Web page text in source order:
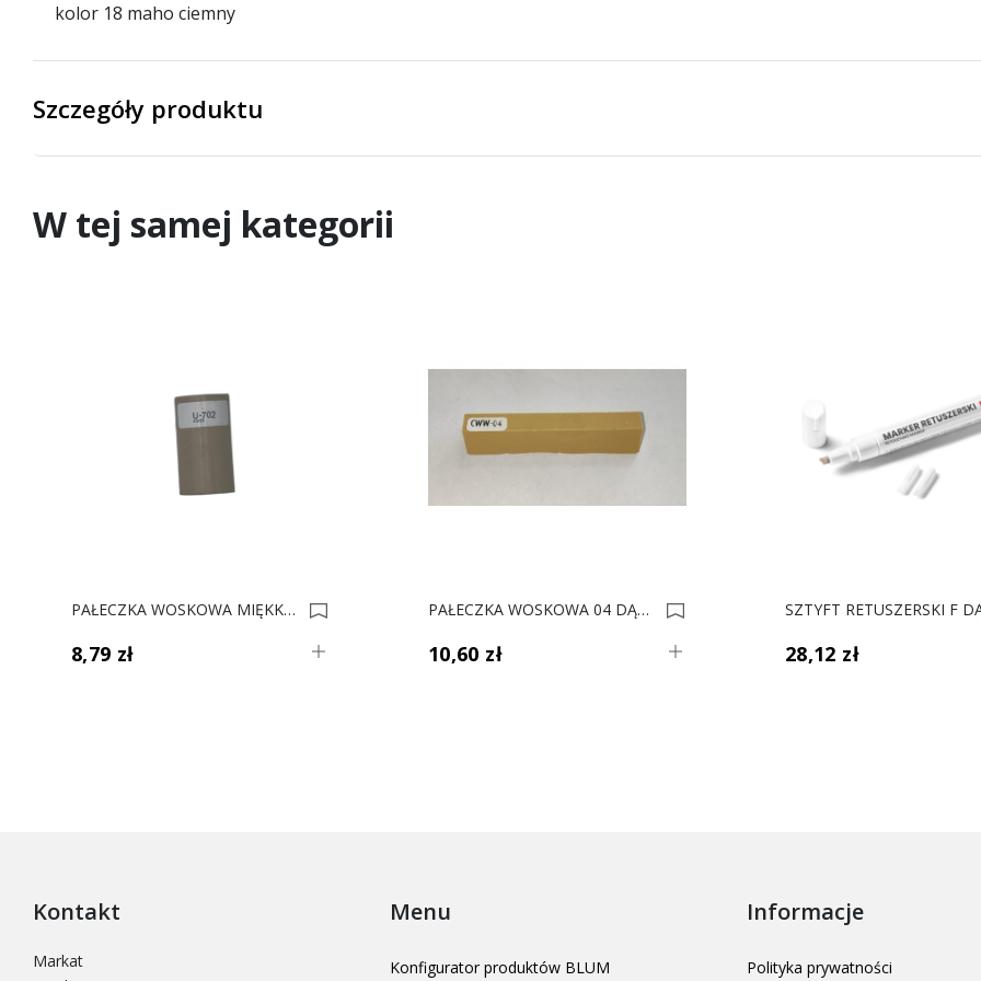
kolor 18 maho ciemny
Szczegóły produktu
W tej samej kategorii
PAŁECZKA WOSKOWA MIĘKKA F U702 EGGER Kaszmir 0034628
8,79 zł
PAŁECZKA WOSKOWA 04 DĄB JASNY *** 0001331
10,60 zł 28,12 zł
Kontakt
Markat
Menu
Konfigurator produktów BLUM
Informacje
Polityka prywatności